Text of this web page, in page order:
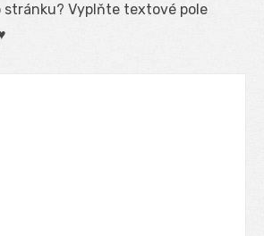
Vyplňte textové pole